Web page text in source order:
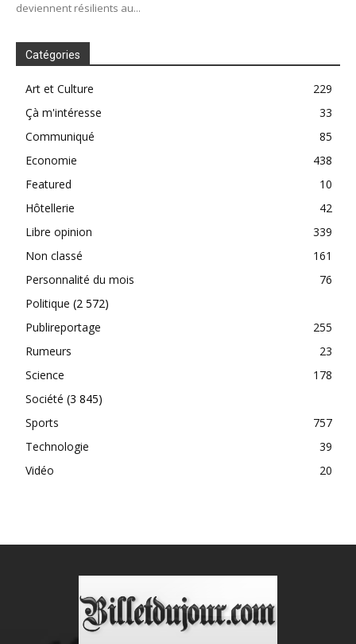
deviennent résilients au...
Catégories
Art et Culture
229
Çà m'intéresse
33
Communiqué
85
Economie
438
Featured
10
Hôtellerie
42
Libre opinion
339
Non classé
161
Personnalité du mois
76
Politique (2 572)
Publireportage
255
Rumeurs
23
Science
178
Société (3 845)
Sports
757
Technologie
39
Vidéo
20